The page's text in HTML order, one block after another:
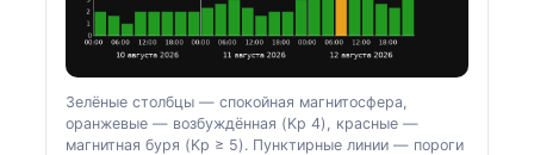
Зелёные столбцы — спокойная магнитосфера,
оранжевые — возбуждённая (Kp 4), красные —
магнитная буря (Kp ≥ 5). Пунктирные линии — пороги